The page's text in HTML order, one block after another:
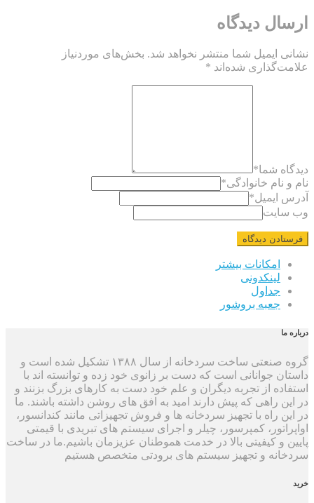
ارسال دیدگاه
نشانی ایمیل شما منتشر نخواهد شد. بخش‌های موردنیاز
علامت‌گذاری شده‌اند *
دیدگاه شما*
نام و نام خانوادگی*
آدرس ایمیل*
وب سایت
امکانات بیشتر
لینکدونی
جداول
جعبه بروشور
درباره ما
گروه صنعتی ساخت سردخانه از سال ۱۳۸۸ تشکیل شده است و
داستان جوانانی است که دست بر زانوی خود زده و توانسته اند با
استفاده از تجربه دیگران و علم خود دست به کارهای بزرگ بزنند و
در این راهی که پیش دارند امید به افق های روشن داشته باشند. ما
در این راه با تجهیز سردخانه ها و فروش تجهیزاتی مانند کندانسور،
اواپراتور، کمپرسور، چیلر و اجرای سیستم های تبریدی با قیمتی
پایین و کیفیتی بالا در خدمت هموطنان عزیزمان باشیم.ما در ساخت
سردخانه و تجهیز سیستم های برودتی متخصص هستیم
خرید